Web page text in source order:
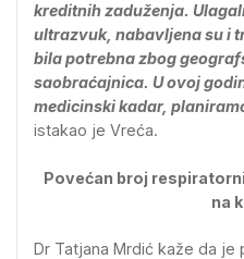
kreditnih zaduženja.
ultrazvuk, nabavljena su i
bila potrebna zbog
saobraćajnica. U ovoj
medicinski kadar,
istakao je Vreća.
Povećan broj
na
Dr Tatjana Mrdić kaže da